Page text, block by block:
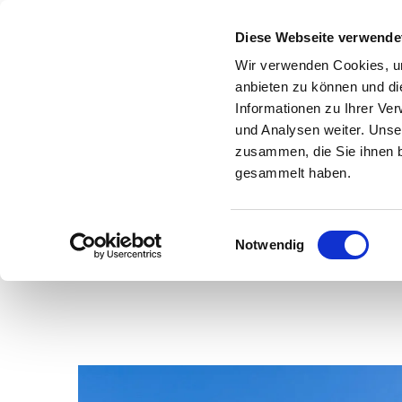
Diese Webseite
Wir verwenden Cookies,
anbieten zu können und
Informationen zu Ihrer
und Analysen weiter.
zusammen, die Sie ihnen
gesammelt haben.
i
l
Notwendig
Kirchenkreis Kirchengemeinden